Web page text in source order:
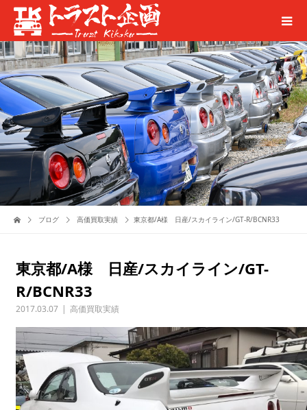
ブログ 高価買取実績 東京都/A様 日産/スカイライン/GT-R/BCNR33
東京都/A様 日産/スカイライン/GT-
R/BCNR33
2017.03.07 高価買取実績